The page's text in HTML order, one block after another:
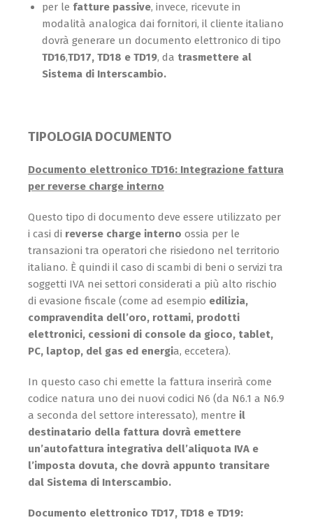
per le fatture passive, invece, ricevute in
modalità analogica dai fornitori, il cliente italiano
dovrà generare un documento elettronico di tipo
TD16,TD17, TD18 e TD19, da trasmettere al
Sistema di Interscambio.
TIPOLOGIA DOCUMENTO
Documento elettronico TD16: Integrazione fattura
per reverse charge interno
Questo tipo di documento deve essere utilizzato per
i casi di reverse charge interno ossia per le
transazioni tra operatori che risiedono nel territorio
italiano. È quindi il caso di scambi di beni o servizi tra
soggetti IVA nei settori considerati a più alto rischio
di evasione fiscale (come ad esempio edilizia,
compravendita dell’oro, rottami, prodotti
elettronici, cessioni di console da gioco, tablet,
PC, laptop, del gas ed energia, eccetera).
In questo caso chi emette la fattura inserirà come
codice natura uno dei nuovi codici N6 (da N6.1 a N6.9
a seconda del settore interessato), mentre il
destinatario della fattura dovrà emettere
un’autofattura integrativa dell’aliquota IVA e
l’imposta dovuta, che dovrà appunto transitare
dal Sistema di Interscambio.
Documento elettronico TD17, TD18 e TD19: